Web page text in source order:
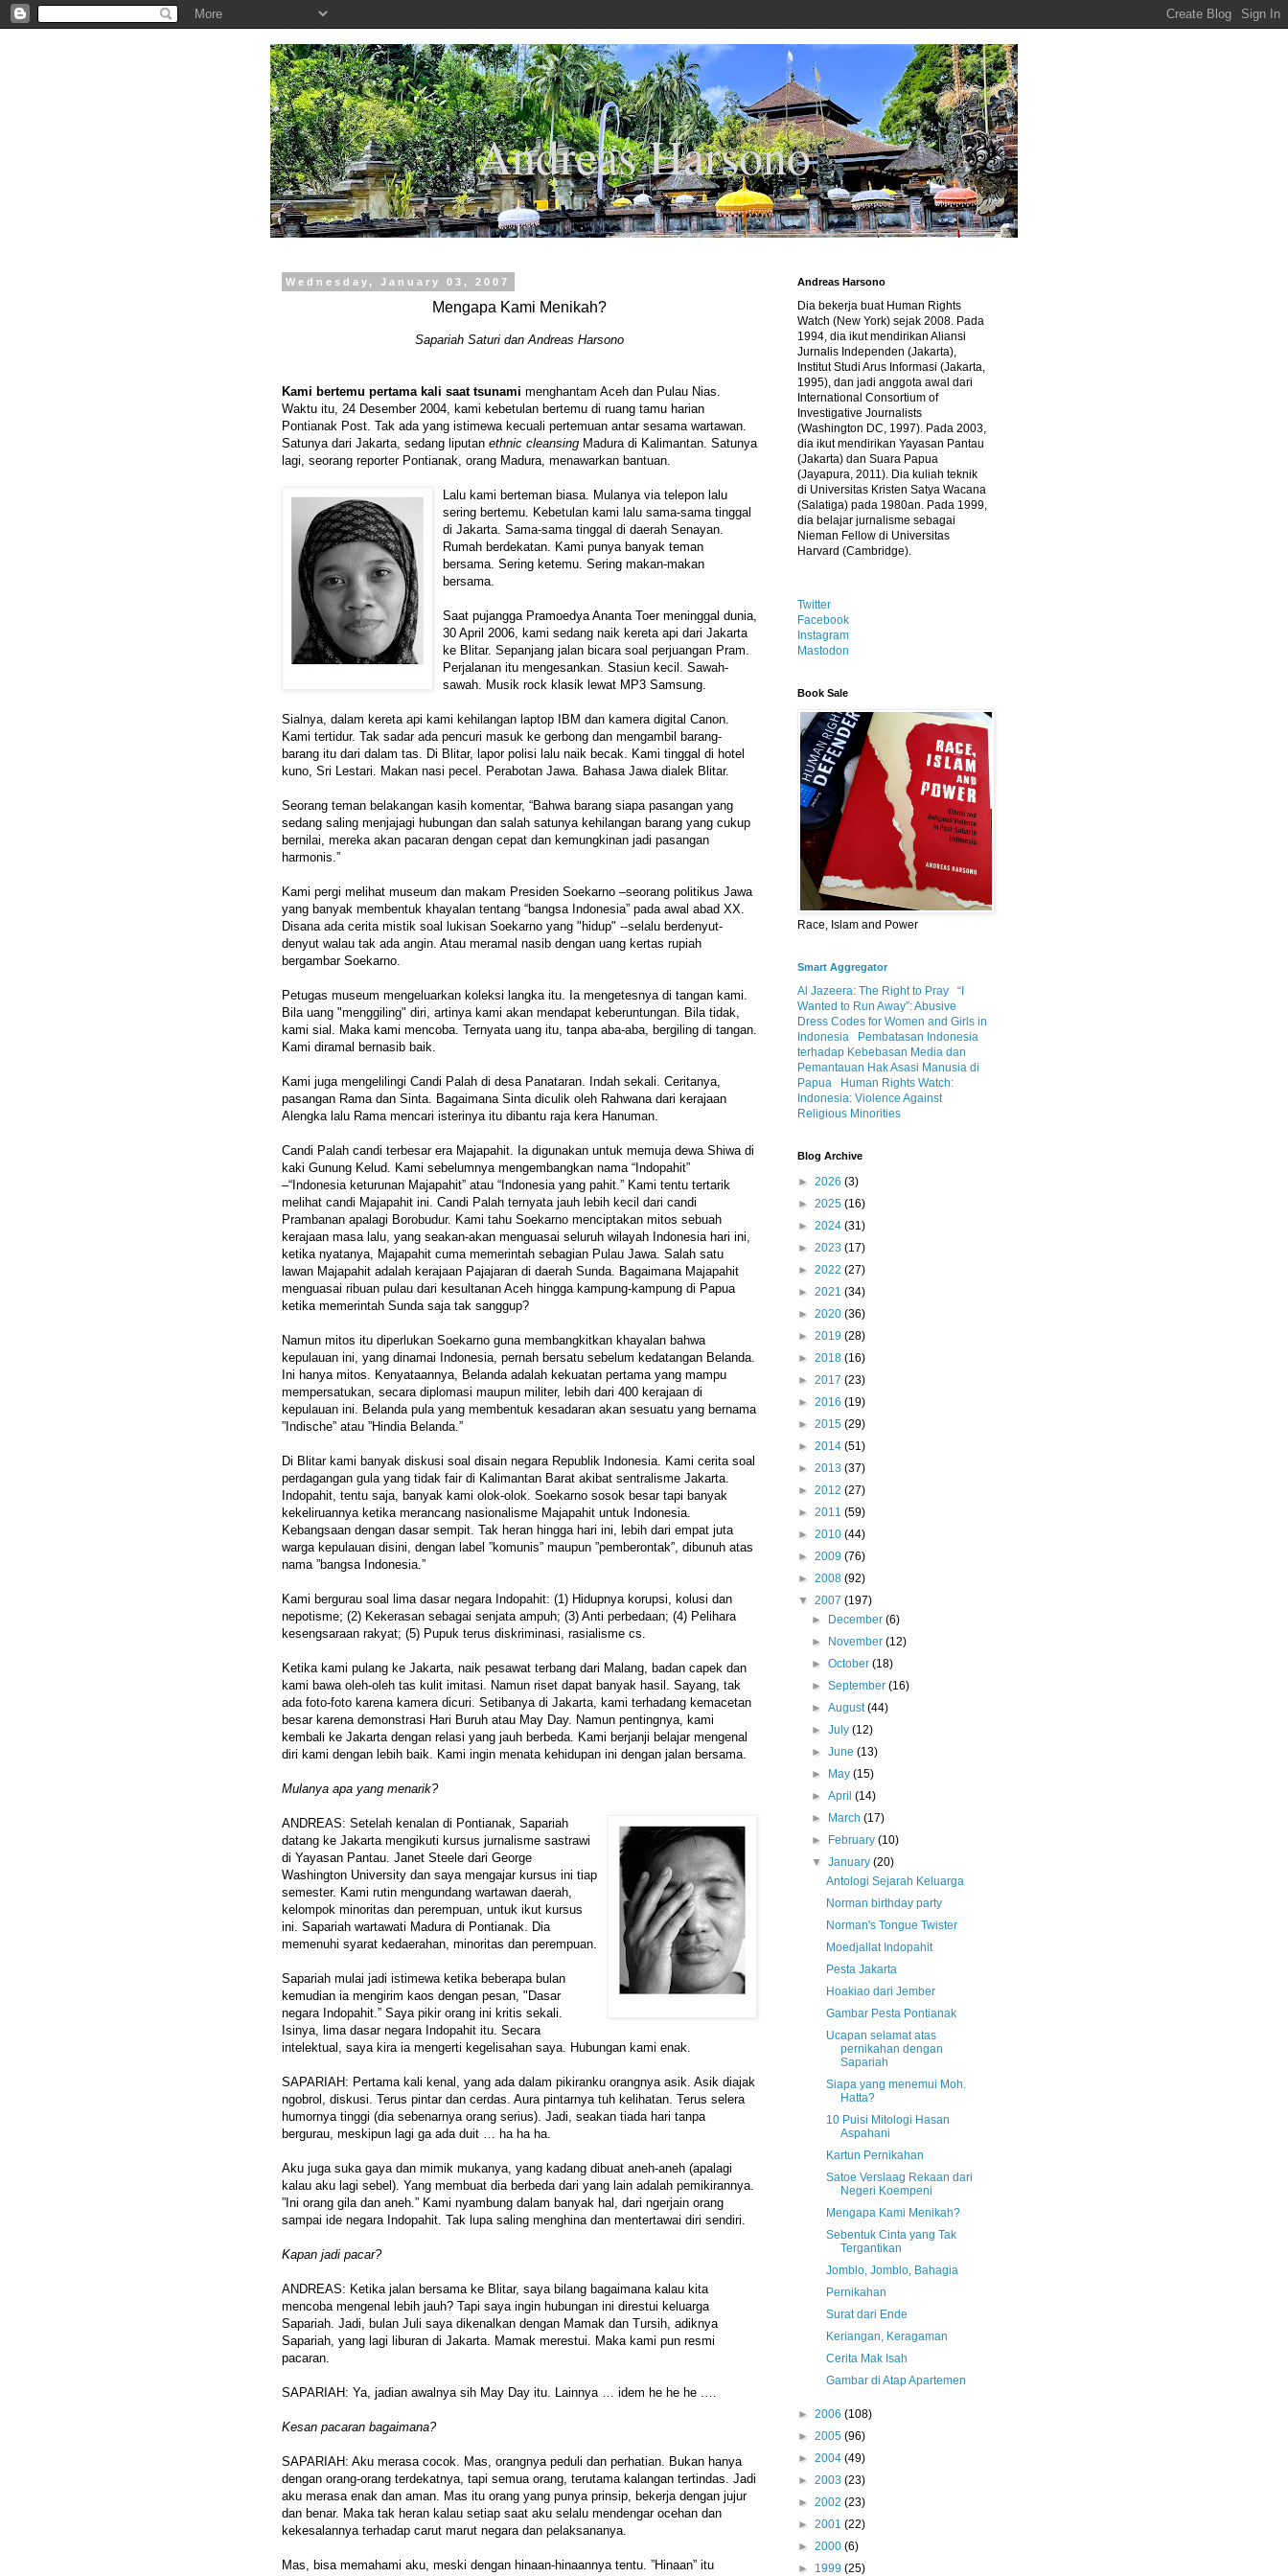
.
Andreas Harsono
Wednesday, January 03, 2007
Mengapa Kami Menikah?
Sapariah Saturi dan Andreas Harsono
Kami bertemu pertama kali saat tsunami menghantam Aceh dan Pulau Nias.
Waktu itu, 24 Desember 2004, kami kebetulan bertemu di ruang tamu harian
Pontianak Post. Tak ada yang istimewa kecuali pertemuan antar sesama wartawan.
Satunya dari Jakarta, sedang liputan ethnic cleansing Madura di Kalimantan. Satunya
lagi, seorang reporter Pontianak, orang Madura, menawarkan bantuan.
Lalu kami berteman biasa. Mulanya via telepon lalu
sering bertemu. Kebetulan kami lalu sama-sama tinggal
di Jakarta. Sama-sama tinggal di daerah Senayan.
Rumah berdekatan. Kami punya banyak teman
bersama. Sering ketemu. Sering makan-makan
bersama.
Saat pujangga Pramoedya Ananta Toer meninggal dunia,
30 April 2006, kami sedang naik kereta api dari Jakarta
ke Blitar. Sepanjang jalan bicara soal perjuangan Pram.
Perjalanan itu mengesankan. Stasiun kecil. Sawah-
sawah. Musik rock klasik lewat MP3 Samsung.
Sialnya, dalam kereta api kami kehilangan laptop IBM dan kamera digital Canon.
Kami tertidur. Tak sadar ada pencuri masuk ke gerbong dan mengambil barang-
barang itu dari dalam tas. Di Blitar, lapor polisi lalu naik becak. Kami tinggal di hotel
kuno, Sri Lestari. Makan nasi pecel. Perabotan Jawa. Bahasa Jawa dialek Blitar.
Seorang teman belakangan kasih komentar, “Bahwa barang siapa pasangan yang
sedang saling menjajagi hubungan dan salah satunya kehilangan barang yang cukup
bernilai, mereka akan pacaran dengan cepat dan kemungkinan jadi pasangan
harmonis.”
Kami pergi melihat museum dan makam Presiden Soekarno –seorang politikus Jawa
yang banyak membentuk khayalan tentang “bangsa Indonesia” pada awal abad XX.
Disana ada cerita mistik soal lukisan Soekarno yang "hidup" --selalu berdenyut-
denyut walau tak ada angin. Atau meramal nasib dengan uang kertas rupiah
bergambar Soekarno.
Petugas museum mengeluarkan koleksi langka itu. Ia mengetesnya di tangan kami.
Bila uang "menggiling" diri, artinya kami akan mendapat keberuntungan. Bila tidak,
kami sial. Maka kami mencoba. Ternyata uang itu, tanpa aba-aba, bergiling di tangan.
Kami diramal bernasib baik.
Kami juga mengelilingi Candi Palah di desa Panataran. Indah sekali. Ceritanya,
pasangan Rama dan Sinta. Bagaimana Sinta diculik oleh Rahwana dari kerajaan
Alengka lalu Rama mencari isterinya itu dibantu raja kera Hanuman.
Candi Palah candi terbesar era Majapahit. Ia digunakan untuk memuja dewa Shiwa di
kaki Gunung Kelud. Kami sebelumnya mengembangkan nama “Indopahit”
–“Indonesia keturunan Majapahit” atau “Indonesia yang pahit.” Kami tentu tertarik
melihat candi Majapahit ini. Candi Palah ternyata jauh lebih kecil dari candi
Prambanan apalagi Borobudur. Kami tahu Soekarno menciptakan mitos sebuah
kerajaan masa lalu, yang seakan-akan menguasai seluruh wilayah Indonesia hari ini,
ketika nyatanya, Majapahit cuma memerintah sebagian Pulau Jawa. Salah satu
lawan Majapahit adalah kerajaan Pajajaran di daerah Sunda. Bagaimana Majapahit
menguasai ribuan pulau dari kesultanan Aceh hingga kampung-kampung di Papua
ketika memerintah Sunda saja tak sanggup?
Namun mitos itu diperlukan Soekarno guna membangkitkan khayalan bahwa
kepulauan ini, yang dinamai Indonesia, pernah bersatu sebelum kedatangan Belanda.
Ini hanya mitos. Kenyataannya, Belanda adalah kekuatan pertama yang mampu
mempersatukan, secara diplomasi maupun militer, lebih dari 400 kerajaan di
kepulauan ini. Belanda pula yang membentuk kesadaran akan sesuatu yang bernama
”Indische” atau ”Hindia Belanda.”
Di Blitar kami banyak diskusi soal disain negara Republik Indonesia. Kami cerita soal
perdagangan gula yang tidak fair di Kalimantan Barat akibat sentralisme Jakarta.
Indopahit, tentu saja, banyak kami olok-olok. Soekarno sosok besar tapi banyak
kekeliruannya ketika merancang nasionalisme Majapahit untuk Indonesia.
Kebangsaan dengan dasar sempit. Tak heran hingga hari ini, lebih dari empat juta
warga kepulauan disini, dengan label ”komunis” maupun ”pemberontak”, dibunuh atas
nama ”bangsa Indonesia.”
Kami bergurau soal lima dasar negara Indopahit: (1) Hidupnya korupsi, kolusi dan
nepotisme; (2) Kekerasan sebagai senjata ampuh; (3) Anti perbedaan; (4) Pelihara
kesengsaraan rakyat; (5) Pupuk terus diskriminasi, rasialisme cs.
Ketika kami pulang ke Jakarta, naik pesawat terbang dari Malang, badan capek dan
kami bawa oleh-oleh tas kulit imitasi. Namun riset dapat banyak hasil. Sayang, tak
ada foto-foto karena kamera dicuri. Setibanya di Jakarta, kami terhadang kemacetan
besar karena demonstrasi Hari Buruh atau May Day. Namun pentingnya, kami
kembali ke Jakarta dengan relasi yang jauh berbeda. Kami berjanji belajar mengenal
diri kami dengan lebih baik. Kami ingin menata kehidupan ini dengan jalan bersama.
Mulanya apa yang menarik?
ANDREAS: Setelah kenalan di Pontianak, Sapariah
datang ke Jakarta mengikuti kursus jurnalisme sastrawi
di Yayasan Pantau. Janet Steele dari George
Washington University dan saya mengajar kursus ini tiap
semester. Kami rutin mengundang wartawan daerah,
kelompok minoritas dan perempuan, untuk ikut kursus
ini. Sapariah wartawati Madura di Pontianak. Dia
memenuhi syarat kedaerahan, minoritas dan perempuan.
Sapariah mulai jadi istimewa ketika beberapa bulan
kemudian ia mengirim kaos dengan pesan, "Dasar
negara Indopahit.” Saya pikir orang ini kritis sekali.
Isinya, lima dasar negara Indopahit itu. Secara
intelektual, saya kira ia mengerti kegelisahan saya. Hubungan kami enak.
SAPARIAH: Pertama kali kenal, yang ada dalam pikiranku orangnya asik. Asik diajak
ngobrol, diskusi. Terus pintar dan cerdas. Aura pintarnya tuh kelihatan. Terus selera
humornya tinggi (dia sebenarnya orang serius). Jadi, seakan tiada hari tanpa
bergurau, meskipun lagi ga ada duit … ha ha ha.
Aku juga suka gaya dan mimik mukanya, yang kadang dibuat aneh-aneh (apalagi
kalau aku lagi sebel). Yang membuat dia berbeda dari yang lain adalah pemikirannya.
”Ini orang gila dan aneh.” Kami nyambung dalam banyak hal, dari ngerjain orang
sampai ide negara Indopahit. Tak lupa saling menghina dan mentertawai diri sendiri.
Kapan jadi pacar?
ANDREAS: Ketika jalan bersama ke Blitar, saya bilang bagaimana kalau kita
mencoba mengenal lebih jauh? Tapi saya ingin hubungan ini direstui keluarga
Sapariah. Jadi, bulan Juli saya dikenalkan dengan Mamak dan Tursih, adiknya
Sapariah, yang lagi liburan di Jakarta. Mamak merestui. Maka kami pun resmi
pacaran.
SAPARIAH: Ya, jadian awalnya sih May Day itu. Lainnya … idem he he he .…
Kesan pacaran bagaimana?
SAPARIAH: Aku merasa cocok. Mas, orangnya peduli dan perhatian. Bukan hanya
dengan orang-orang terdekatnya, tapi semua orang, terutama kalangan tertindas. Jadi
aku merasa enak dan aman. Mas itu orang yang punya prinsip, bekerja dengan jujur
dan benar. Maka tak heran kalau setiap saat aku selalu mendengar ocehan dan
kekesalannya terhadap carut marut negara dan pelaksananya.
Mas, bisa memahami aku, meski dengan hinaan-hinaannya tentu. ”Hinaan” itu
Andreas Harsono
Dia bekerja buat Human Rights
Watch (New York) sejak 2008. Pada
1994, dia ikut mendirikan Aliansi
Jurnalis Independen (Jakarta),
Institut Studi Arus Informasi (Jakarta,
1995), dan jadi anggota awal dari
International Consortium of
Investigative Journalists
(Washington DC, 1997). Pada 2003,
dia ikut mendirikan Yayasan Pantau
(Jakarta) dan Suara Papua
(Jayapura, 2011). Dia kuliah teknik
di Universitas Kristen Satya Wacana
(Salatiga) pada 1980an. Pada 1999,
dia belajar jurnalisme sebagai
Nieman Fellow di Universitas
Harvard (Cambridge).
Twitter
Facebook
Instagram
Mastodon
Book Sale
Race, Islam and Power
Smart Aggregator
Al Jazeera: The Right to Pray
“I
Wanted to Run Away”: Abusive
Dress Codes for Women and Girls in
Indonesia
Pembatasan Indonesia
terhadap Kebebasan Media dan
Pemantauan Hak Asasi Manusia di
Papua
Human Rights Watch:
Indonesia: Violence Against
Religious Minorities
Blog Archive
► 2026 (3)
► 2025 (16)
► 2024 (31)
► 2023 (17)
► 2022 (27)
► 2021 (34)
► 2020 (36)
► 2019 (28)
► 2018 (16)
► 2017 (23)
► 2016 (19)
► 2015 (29)
► 2014 (51)
► 2013 (37)
► 2012 (27)
► 2011 (59)
► 2010 (44)
► 2009 (76)
► 2008 (92)
▼ 2007 (197)
►
December(6)
►
November(12)
►October(18)
►September(16)
►August(44)
►July(12)
►June(13)
►
May(15)
►April(14)
►
March(17)
►
February(10)
▼January(20)
Antologi Sejarah Keluarga
Norman birthday party
Norman's Tongue Twister
Moedjallat Indopahit
Pesta Jakarta
Hoakiao dari Jember
Gambar Pesta Pontianak
Ucapan selamat atas
pernikahan dengan
Sapariah
Siapa yang menemui Moh.
Hatta?
10 Puisi Mitologi Hasan
Aspahani
Kartun Pernikahan
Satoe Verslaag Rekaan dari
Negeri Koempeni
Mengapa Kami Menikah?
Sebentuk Cinta yang Tak
Tergantikan
Jomblo, Jomblo, Bahagia
Pernikahan
Surat dari Ende
Keriangan, Keragaman
Cerita Mak Isah
Gambar di Atap Apartemen
► 2006 (108)
► 2005 (96)
► 2004 (49)
► 2003 (23)
► 2002 (23)
► 2001 (22)
► 2000 (6)
► 1999 (25)